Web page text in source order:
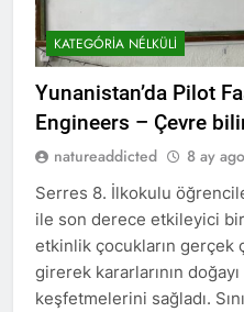
KATEGÓRIA NÉLKÜLI
Yunanistan’da Pilot
Engineers – Çevre
natureaddicted 8 ay ago
Serres 8. İlkokulu
ile son derece etkileyici
etkinlik çocukların gerçek
girerek kararlarının
keşfetmelerini sağladı.